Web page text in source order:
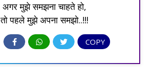
अगर मुझे समझना चाहते हो,
तो पहले मुझे अपना समझो..!!!
COPY